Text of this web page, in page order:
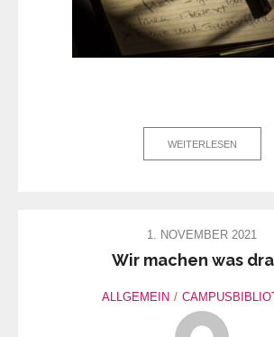
WEITERLESEN
1. NOVEMBER 2021
Wir machen was
ALLGEMEIN